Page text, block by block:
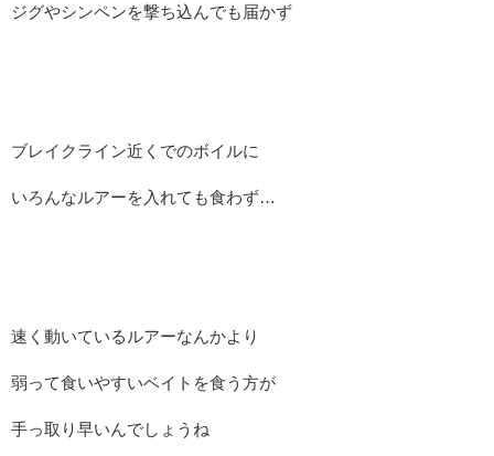
ジグやシンペンを撃ち込んでも届かず
ブレイクライン近くでのボイルに
いろんなルアーを入れても食わず…
速く動いているルアーなんかより
弱って食いやすいベイトを食う方が
手っ取り早いんでしょうね